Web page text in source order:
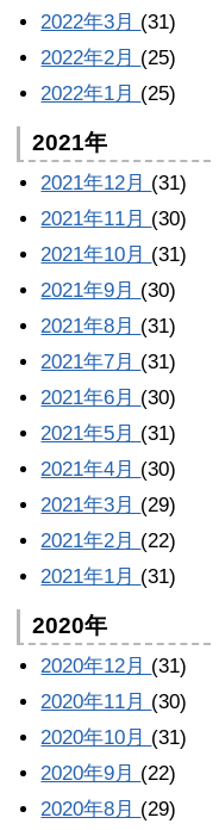
2022年3月 (31)
2022年2月 (25)
2022年1月 (25)
2021年
2021年12月 (31)
2021年11月 (30)
2021年10月 (31)
2021年9月 (30)
2021年8月 (31)
2021年7月 (31)
2021年6月 (30)
2021年5月 (31)
2021年4月 (30)
2021年3月 (29)
2021年2月 (22)
2021年1月 (31)
2020年
2020年12月 (31)
2020年11月 (30)
2020年10月 (31)
2020年9月 (22)
2020年8月 (29)